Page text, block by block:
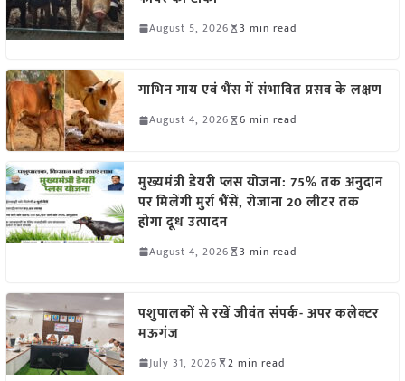
August 5, 2026 3 min read
गाभिन गाय एवं भैंस में संभावित प्रसव के लक्षण
August 4, 2026 6 min read
मुख्यमंत्री डेयरी प्लस योजना: 75% तक अनुदान
पर मिलेंगी मुर्रा भैंसें, रोजाना 20 लीटर तक
होगा दूध उत्पादन
August 4, 2026 3 min read
पशुपालकों से रखें जीवंत संपर्क- अपर कलेक्टर
मऊगंज
July 31, 2026 2 min read